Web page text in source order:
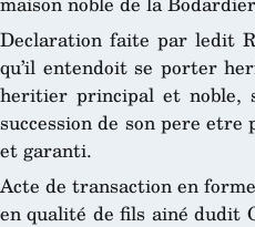
Declaration faite par ledit
qu’il entendoit se porter
heritier principal et noble,
succession de son pere
et garanti.
Acte de transaction en
en qualité de fils ainé dudit